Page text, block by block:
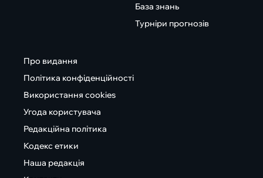
База знань
Турніри прогнозів
Про видання
Політика конфіденційності
Використання cookies
Угода користувача
Редакційна політика
Кодекс етики
Наша редакція